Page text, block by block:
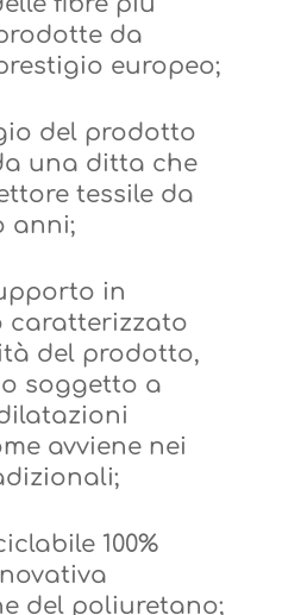
da
europeo;
del prodotto
una ditta che
tessile da
anni;
in
caratterizzato
del prodotto,
soggetto a
avviene nei
100%
del poliuretano;